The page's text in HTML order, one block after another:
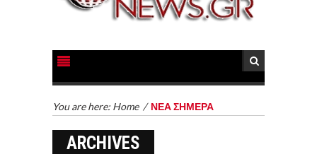
You are here: Home / ΝΕΑ ΣΗΜΕΡΑ
ARCHIVES